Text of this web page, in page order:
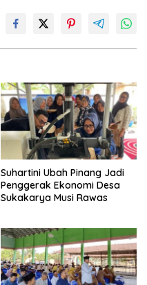
Suhartini Ubah Pinang Jadi
Penggerak Ekonomi Desa
Sukakarya Musi Rawas